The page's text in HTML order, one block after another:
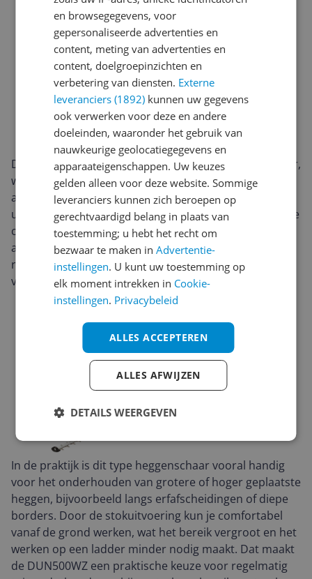
Deze uitvoering wordt geleverd zonder accu's en lader,
waardoor hij interessant is voor wie al Makita 18V-
accu’s in huis heeft. Dat maakt het een handige
uitbreiding binnen hetzelfde accusysteem. De machine
combineert mobiliteit met flexibiliteit: je bent niet
afhankelijk van een stopcontact en kunt vrij bewegen
rondom de tuin, terwijl je wel profiteert van het
vertrouwde Makita-platform.
In de praktijk is dit type heggenschaar vooral handig
voor het onderhouden van grotere of hoger geplaatste
heggen, bijvoorbeeld langs erfafscheidingen of diepe
borders. Door de stokuitvoering kun je comfortabel
vanaf de grond werken, wat het bereik vergroot en het
werken op een ladder minder nodig maakt. Dat maakt
de DUN500WZ een praktische keuze voor regelmatig
en browsegegevens, voor
gepersonaliseerde advertenties en
content, meting van advertenties en
content, doelgroepinzichten en
verbetering van diensten. Externe
leveranciers (1892) kunnen uw gegevens
ook verwerken voor deze en andere
doeleinden, waaronder het gebruik van
nauwkeurige geolocatiegegevens en
apparaateigenschappen. Uw keuzes
gelden alleen voor deze website. Sommige
leveranciers kunnen zich beroepen op
gerechtvaardigd belang in plaats van
toestemming; u hebt het recht om
bezwaar te maken inAdvertentie-
instellingen. U kunt uw toestemming op
elk moment intrekken in Cookie-
instellingen. Privacybeleid
ALLES ACCEPTEREN
ALLES AFWIJZEN
DETAILS WEERGEVEN